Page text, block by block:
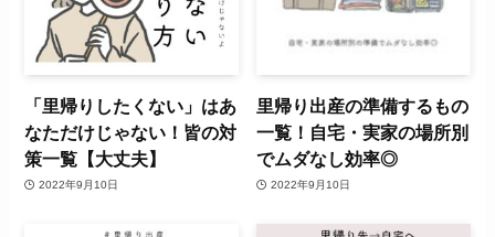
「里帰りしたくない」はあ
なただけじゃない！皆の対
策一覧【大丈夫】
2022年9月10日
里帰り出産の準備するもの
一覧！自宅・実家の場所別
でムダなし効率◎
2022年9月10日